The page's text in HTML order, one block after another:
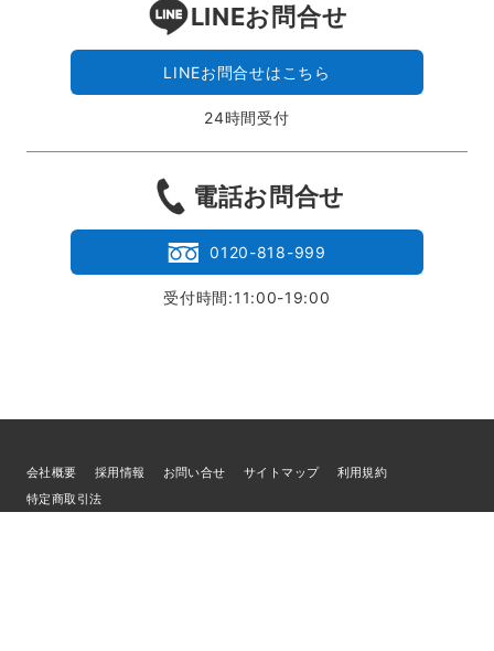
LINEお問合せ
LINEお問合せはこちら
24時間受付
電話お問合せ
0120-818-999
受付時間:11:00-19:00
会社概要 採用情報 お問い合せ サイトマップ
利用規約
特定商取引法